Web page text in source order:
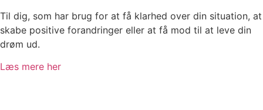
Til dig, som har brug for at få klarhed over din situation, at
skabe positive forandringer eller at få mod til at leve din
drøm ud.
Læs mere her